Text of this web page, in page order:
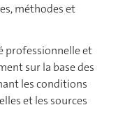
méthodes et
professionnelle et
sur la base des
les conditions
et les sources